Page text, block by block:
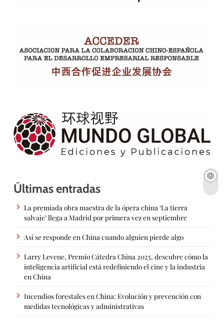
Últimas entradas
La premiada obra maestra de la ópera china ‘La tierra
salvaje’ llega a Madrid por primera vez en septiembre
Así se responde en China cuando alguien pierde algo
Larry Levene, Premio Cátedra China 2025, descubre cómo la
inteligencia artificial está redefiniendo el cine y la industria
en China
Incendios forestales en China: Evolución y prevención con
medidas tecnológicas y administrativas